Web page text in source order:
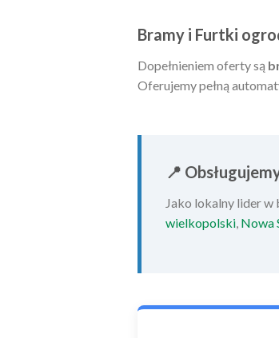
Bramy i Furtki
Dopełnieniem oferty są
Oferujemy pełną
📍
Jako lokalny lider w
wielkopolski, Nowa